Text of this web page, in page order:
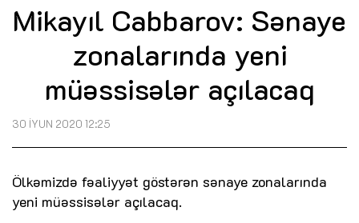
Mikayıl Cabbarov: Sənaye
zonalarında yeni
müəssisələr açılacaq
30 İYUN 2020 12:25
Ölkəmizdə fəaliyyət göstərən sənaye zonalarında
yeni müəssisələr açılacaq.